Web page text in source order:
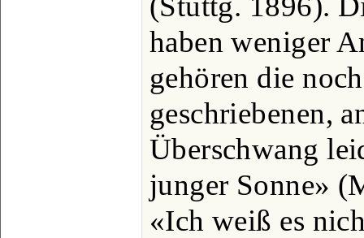
haben weniger
gehören die
geschriebenen,
Überschwang
junger Sonne»
«Ich weiß es